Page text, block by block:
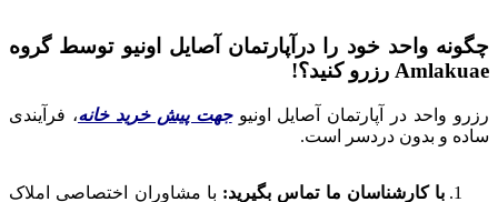
چگونه واحد خود را درآپارتمان‌ آصایل اونیو توسط گروه
Amlakuae رزرو کنید؟!
رزرو واحد در آپارتمان‌ آصایل اونیوجهت پیش خرید خانه، فرآیندی
ساده و بدون دردسر است.
با کارشناسان ما تماس بگیرید: با مشاوران اختصاصی املاک